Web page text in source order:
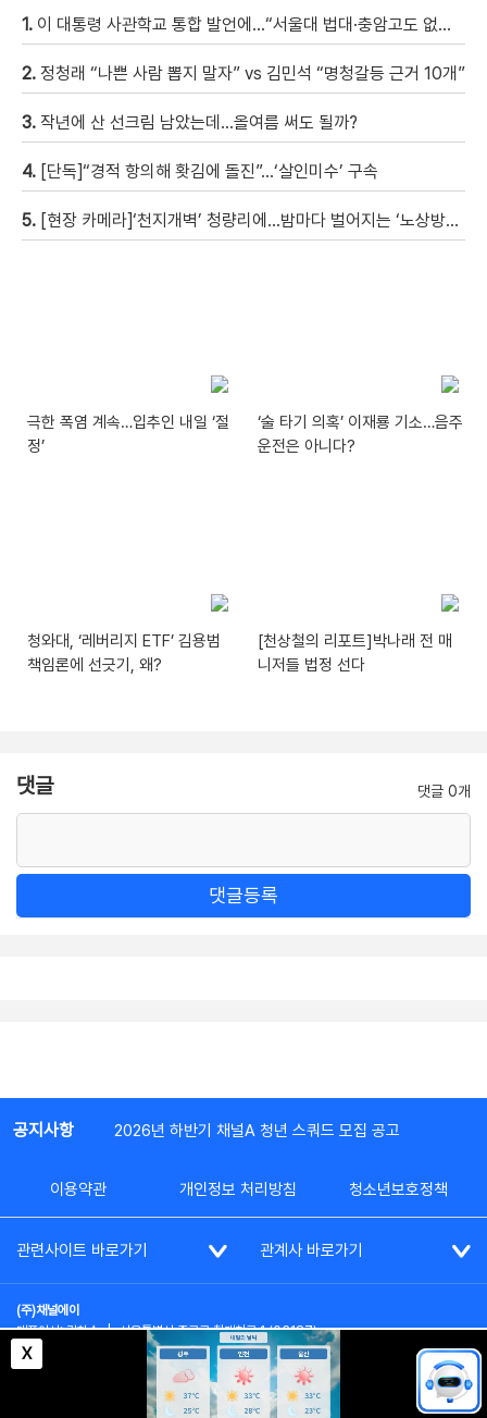
1. 이 대통령 사관학교 통합 발언에…“서울대 법대·충암고도 없애나”
2. 정청래 “나쁜 사람 뽑지 말자” vs 김민석 “명청갈등 근거 10개”
3. 작년에 산 선크림 남았는데…올여름 써도 될까?
4. [단독]“경적 항의해 홧김에 돌진”…‘살인미수’ 구속
5. [현장 카메라]‘천지개벽’ 청량리에…밤마다 벌어지는 ‘노상방뇨 전쟁’
극한 폭염 계속…입추인 내일 ‘절
정’
‘술 타기 의혹’ 이재룡 기소…음주
운전은 아니다?
청와대, ‘레버리지 ETF’ 김용범
책임론에 선긋기, 왜?
[천상철의 리포트]박나래 전 매
니저들 법정 선다
댓글 댓글 0개
댓글등록
X
공지사항 2026년 하반기 채널A 청년 스쿼드 모집 공고
이용약관 개인정보 처리방침 청소년보호정책
관련사이트 바로가기 관계사 바로가기
(주)채널에이
대표이사: 김차수 | 서울특별시 종로구 청계천로 1 (03187)
부가통신사업신고: 022357호 | 사업자등록번호: 101-86-62787
대표전화: (02)2020-3114
시청자상담실: (02)2020-3100
통신판매업신고: 제2012-서울종로-0195호
COPYRIGHT(c) SINCE 2023,CHANNEL A ALL RIGHTS RESERVED.